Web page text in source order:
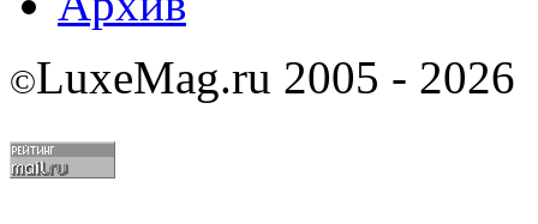
©LuxeMag.ru 2005 - 2026